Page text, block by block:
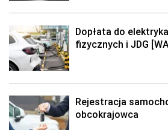
Dopłata do
fizycznych i JDG
Rejestracja
obcokrajowca